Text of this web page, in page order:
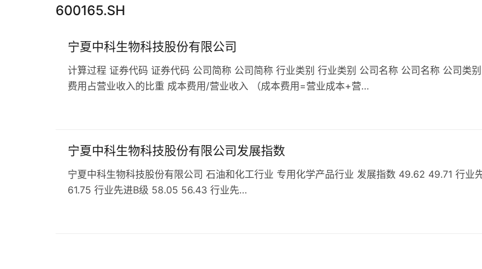
600165.SH
宁夏中科生物科技股份有限公司
计算过程 证券代码 证券代码 公司简称 公司简称 行业类别 行业类别 公司名称 公司名称 公司类
费用占营业收入的比重 成本费用/营业收入 （成本费用=营业成本+营…
宁夏中科生物科技股份有限公司发展指数
宁夏中科生物科技股份有限公司 石油和化工行业 专用化学产品行业 发展指数 49.62 49.71 行业
61.75 行业先进B级 58.05 56.43 行业先…